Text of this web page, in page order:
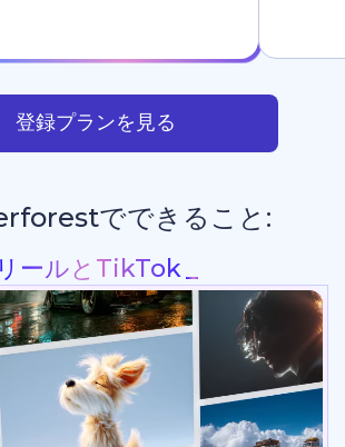
登録プランを見る
でできること:
スライドシ